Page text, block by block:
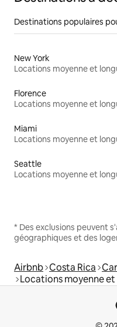
Destinations populaires
New York
Florence
Miami
Seattle
* Des exclusions peuvent
géographiques et des
Airbnb Costa Rica
Locations moyenne